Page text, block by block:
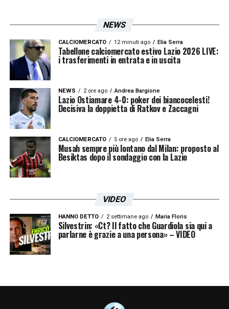
NEWS
CALCIOMERCATO 12 minuti ago Elia Serra
Tabellone calciomercato estivo Lazio 2026 LIVE:
i trasferimenti in entrata e in uscita
NEWS 2 ore ago Andrea Bargione
Lazio Ostiamare 4-0: poker dei biancocelesti!
Decisiva la doppietta di Ratkov e Zaccagni
CALCIOMERCATO 5 ore ago Elia Serra
Musah sempre più lontano dal Milan: proposto al
Besiktas dopo il sondaggio con la Lazio
VIDEO
HANNO DETTO 2 settimane ago Maria Floris
Silvestrin: «Ct? Il fatto che Guardiola sia qui a
parlarne è grazie a una persona» – VIDEO